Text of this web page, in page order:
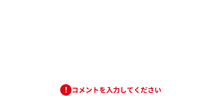
コメントを入力してください